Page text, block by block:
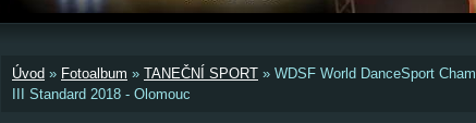
Úvod » Fotoalbum » TANEČNÍ SPORT » WDSF World DanceSport
III Standard 2018 - Olomouc